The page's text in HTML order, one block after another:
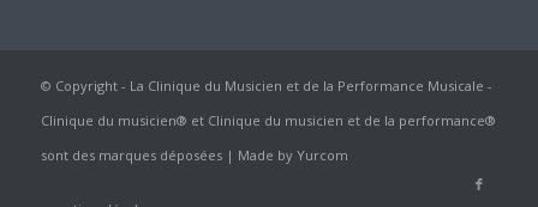
© Copyright - La Clinique du Musicien et de la Performance Musicale -
Clinique du musicien® et Clinique du musicien et de la performance®
sont des marques déposées | Made by Yurcom